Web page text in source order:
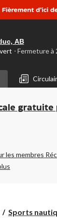
AB
gratuite
les membres
Sports